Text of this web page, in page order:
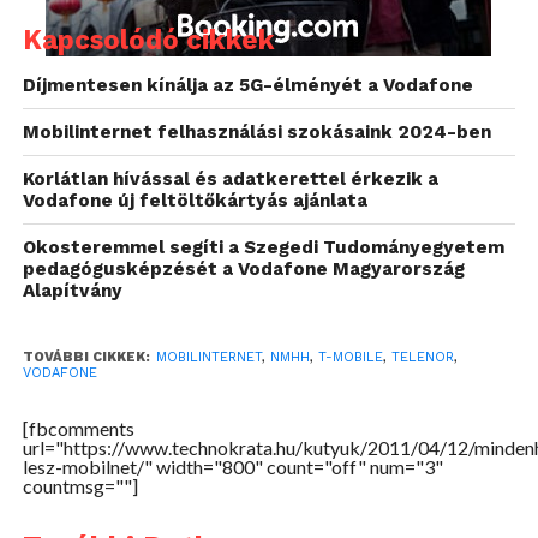
mondta Mátrai Gábor. Az NMHH hírközlési
elnökhelyettese hozzátette: fontos, hogy leltárt kell
készíteni a frekvenciakészletről, és ki kell alakítani a
hatékony spektrumgazdálkodás feltételeit, meg kell
teremteni a sávkészletek ésszerű, a technológiai
fejlődéshez, valamint a fogyasztói igényekhez
alkalmazkodó hasznosításának feltételeit. A mostani
elképzelések szerint elsőként egy olyan sávkészlet
kerülne hasznosításra, értékesítésre, amely a 900
megahertzes sávban biztosítana egy újabb 11
Az eseményen megjelent mobilcégek vezetői
Christopher Mattheisen, a Magyar Telekom elnök-
vezérigazgatója arról beszélt, hogy a rendeletnek
Kapcsolódó cikkek
Díjmentesen kínálja az 5G-élményét a Vodafone
Mobilinternet felhasználási szokásaink 2024-ben
Korlátlan hívással és adatkerettel érkezik a
Vodafone új feltöltőkártyás ajánlata
Okosteremmel segíti a Szegedi Tudományegyetem
pedagógusképzését a Vodafone Magyarország
Alapítvány
TOVÁBBI CIKKEK: MOBILINTERNET, NMHH, T-MOBILE, TELENOR,
VODAFONE
[fbcomments
url="https://www.technokrata.hu/kutyuk/2011/04/12/
lesz-mobilnet/" width="800" count="off" num="3"
countmsg=""]